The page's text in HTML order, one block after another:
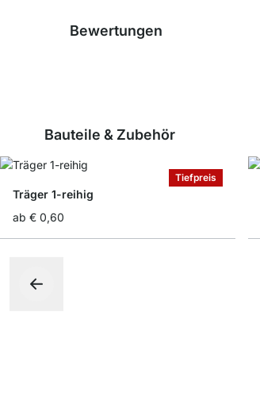
Bewertungen
Bauteile & Zubehör
Tiefpreis
Träger 1-reihig
ab € 0,60